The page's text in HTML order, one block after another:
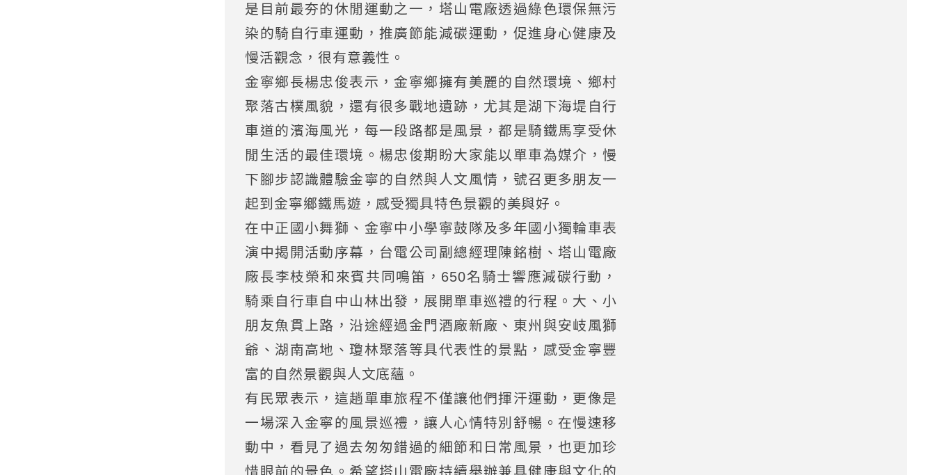
是目前最夯的休閒運動之一，塔山電廠透過綠色環保無污
染的騎自行車運動，推廣節能減碳運動，促進身心健康及
慢活觀念，很有意義性。
金寧鄉長楊忠俊表示，金寧鄉擁有美麗的自然環境、鄉村
聚落古樸風貌，還有很多戰地遺跡，尤其是湖下海堤自行
車道的濱海風光，每一段路都是風景，都是騎鐵馬享受休
閒生活的最佳環境。楊忠俊期盼大家能以單車為媒介，慢
下腳步認識體驗金寧的自然與人文風情，號召更多朋友一
起到金寧鄉鐵馬遊，感受獨具特色景觀的美與好。
在中正國小舞獅、金寧中小學寧鼓隊及多年國小獨輪車表
演中揭開活動序幕，台電公司副總經理陳銘樹、塔山電廠
廠長李枝榮和來賓共同鳴笛，650名騎士響應減碳行動，
騎乘自行車自中山林出發，展開單車巡禮的行程。大、小
朋友魚貫上路，沿途經過金門酒廠新廠、東州與安岐風獅
爺、湖南高地、瓊林聚落等具代表性的景點，感受金寧豐
富的自然景觀與人文底蘊。
有民眾表示，這趟單車旅程不僅讓他們揮汗運動，更像是
一場深入金寧的風景巡禮，讓人心情特別舒暢。在慢速移
動中，看見了過去匆匆錯過的細節和日常風景，也更加珍
惜眼前的景色。希望塔山電廠持續舉辦兼具健康與文化的